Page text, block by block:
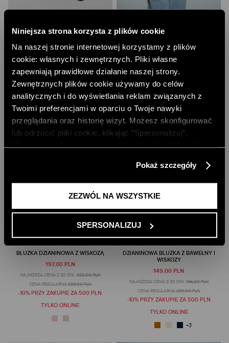
Niniejsza strona korzysta z plików cookie
Na naszej stronie internetowej korzystamy z plików
cookie: własnych i zewnętrznych. Pliki własne
zapewniają prawidłowe działanie naszej strony.
Zewnętrznych plików cookie używamy do celów
analitycznych i do wyświetlania reklam związanych z
Twoimi preferencjami w oparciu o Twoje nawyki
przeglądania oraz historię wizyt. Możesz skonfigurować
lub odrzucić pliki cookie, klikając ”Spersonalizuj”.
Polityce Prywatności
Pokaż szczegóły
ZEZWÓL NA WSZYSTKIE
SPERSONALIZUJ
135,00 PLN
CENA REGULARNA:269,00 PLN
-10% PRZY ZAKUPIE ZA 500 PLN
135,00 PLN
CENA REGULARNA:169,00 PLN
-10% PRZY ZAKUPIE ZA 500 PLN
BLUZKA DZIANINOWA Z WISKOZĄ
197,00 PLN
NAJNIŻSZA CENA Z 30 DNI: 329,00 PLN
CENA REGULARNA:329,00 PLN
-10% PRZY ZAKUPIE ZA 500 PLN
TYLKO ONLINE
DZIANINOWA BLUZKA Z BAWEŁNY I
WISKOZY
149,00 PLN
NAJNIŻSZA CENA Z 30 DNI: 194,00 PLN
CENA REGULARNA:299,00 PLN
-10% PRZY ZAKUPIE ZA 500 PLN
TYLKO ONLINE